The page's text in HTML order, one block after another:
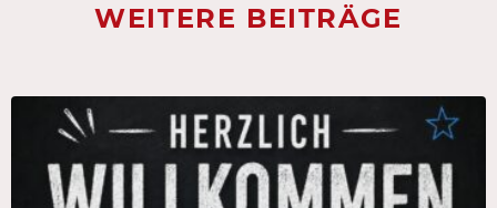
WEITERE BEITRÄGE